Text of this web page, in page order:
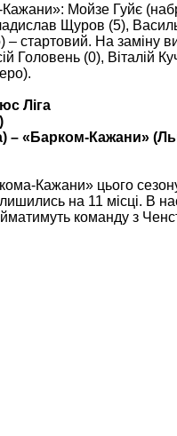
Мойзе Гуйє
Щуров (5), Василь
стартовий. На заміну
Головень (0), Віталій
Ліга
«Барком-Кажани»
Кажани» цього
на 11 місці. В
команду з